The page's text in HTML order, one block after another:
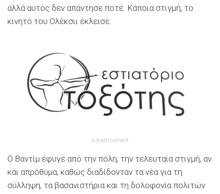
αλλά αυτός δεν απάντησε ποτέ. Κάποια στιγμή, το
κινητό του Ολέκσιι έκλεισε.
Advertisement
Ο Βαντίμ έφυγε από την πόλη, την τελευταία στιγμή, αν
και απρόθυμα, καθώς διαδίδονταν τα νέα για τη
σύλληψη, τα βασανιστήρια και τη δολοφονία πολιτών